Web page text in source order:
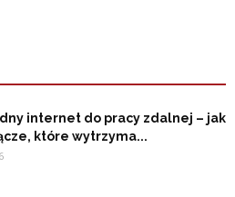
internet do pracy zdalnej – jak
które wytrzyma...